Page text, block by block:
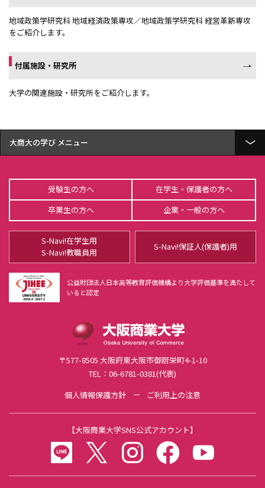
地域政策学研究科 地域経済政策専攻／地域政策学研究科 経営革新専攻
をご紹介します。
付属施設・研究所
大学の関連施設・研究所をご紹介します。
大商大の学び
総合経営学部 経営学科とは
総合経営学部 商学科とは
公共学部 公共学科とは
フィールドワークゼミナール
大商大ビジネス・アイディアコンテスト
社会調査士科目
〒577-8505 大阪府東大阪市御厨栄町4-1-10
TEL：06-6781-0381(代表)
個人情報保護方針
ご利用上の注意
【 大阪商業大学SNS公式アカウント】
LINE
twitter instagram facebook
受験生の方へ
在学生・保護者の方へ
卒業生の方へ
企業・一般の方へ
S-Navi!在学生用
S-Navi!教職員用
S-Navi!保証人(保護者)用
公益財団法人日本高等教育評価機構より大学評価基準を満たして
いると認定